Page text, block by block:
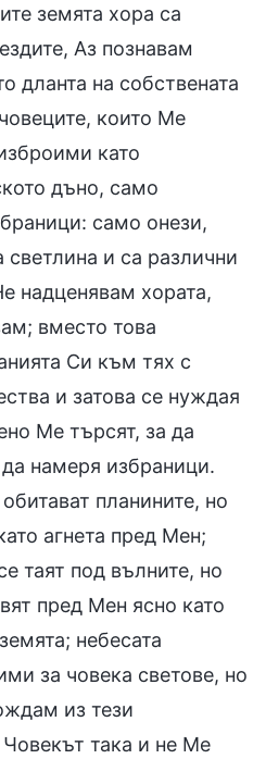
земята хора са
Аз познавам
дланта на собствената
които Ме
като
дъно, само
само онези,
светлина и са различни
надценявам хората,
вместо това
Си към тях с
и затова се нуждая
Ме търсят, за да
намеря избраници.
планините, но
агнета пред Мен;
таят под вълните, но
пред Мен ясно като
небесата
за човека светове, но
из тези
така и не Ме